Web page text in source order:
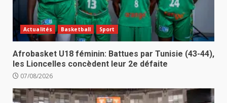
Actualités Basketball Sport
Afrobasket U18 féminin: Battues par Tunisie (43-44),
les Lioncelles concèdent leur 2e défaite
07/08/2026